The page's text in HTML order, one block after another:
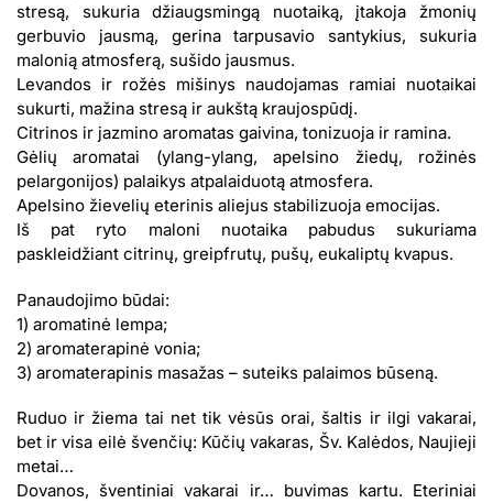
stresą, sukuria džiaugsmingą nuotaiką, įtakoja žmonių
gerbuvio jausmą, gerina tarpusavio santykius, sukuria
malonią atmosferą, sušido jausmus.
Levandos ir rožės mišinys naudojamas ramiai nuotaikai
sukurti, mažina stresą ir aukštą kraujospūdį.
Citrinos ir jazmino aromatas gaivina, tonizuoja ir ramina.
Gėlių aromatai (ylang-ylang, apelsino žiedų, rožinės
pelargonijos) palaikys atpalaiduotą atmosfera.
Apelsino žievelių eterinis aliejus stabilizuoja emocijas.
Iš pat ryto maloni nuotaika pabudus sukuriama
paskleidžiant citrinų, greipfrutų, pušų, eukaliptų kvapus.
Panaudojimo būdai:
1) aromatinė lempa;
2) aromaterapinė vonia;
3) aromaterapinis masažas – suteiks palaimos būseną.
Ruduo ir žiema tai net tik vėsūs orai, šaltis ir ilgi vakarai,
bet ir visa eilė švenčių: Kūčių vakaras, Šv. Kalėdos, Naujieji
metai…
Dovanos, šventiniai vakarai ir… buvimas kartu. Eteriniai